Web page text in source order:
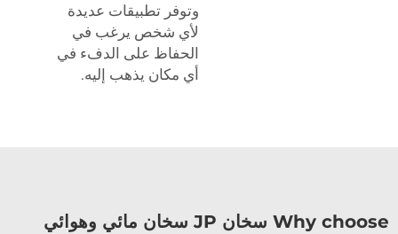
وتوفر تطبيقات عديدة
لأي شخص يرغب في
الحفاظ على الدفء في
أي مكان يذهب إليه.
Why choose سخان JP سخان مائي وهوائي